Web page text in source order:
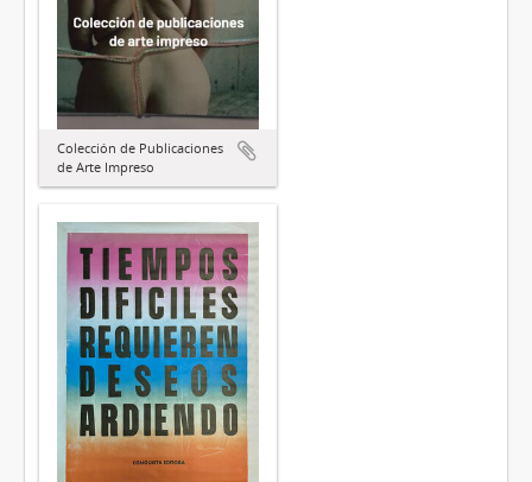
Colección de Publicaciones
de Arte Impreso